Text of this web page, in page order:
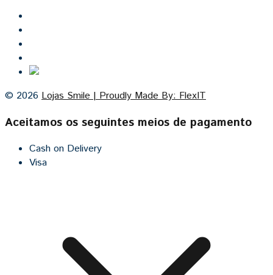
© 2026 Lojas Smile | Proudly Made By: FlexIT
Aceitamos os seguintes meios de pagamento
Cash on Delivery
Visa